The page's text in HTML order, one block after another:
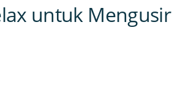
untuk Mengusir